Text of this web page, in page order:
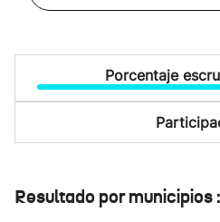
Porcentaje
Resultado por municipios